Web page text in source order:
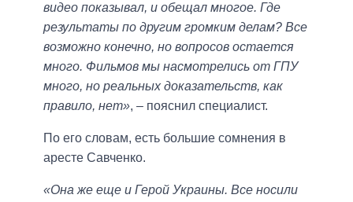
видео показывал, и обещал многое. Где
результаты по другим громким делам? Все
возможно конечно, но вопросов остается
много. Фильмов мы насмотрелись от ГПУ
много, но реальных доказательств, как
правило, нет», – пояснил специалист.
По его словам, есть большие сомнения в
аресте Савченко.
«Она же еще и Герой Украины. Все носили